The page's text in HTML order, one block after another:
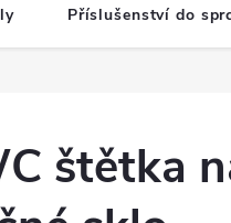
Příslušenství do
štětka